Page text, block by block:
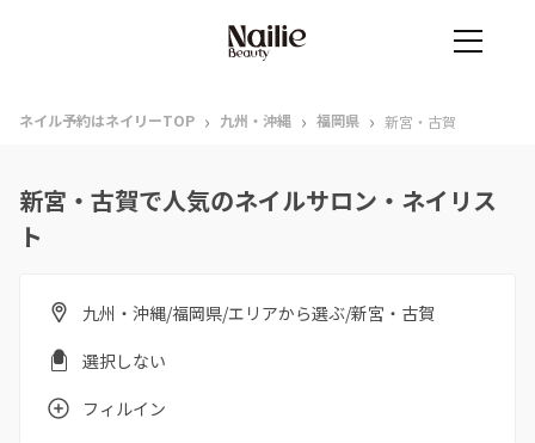
ネイル予約はネイリーTOP › 九州・沖縄 › 福岡県 › 新宮・古賀
新宮・古賀で人気のネイルサロン・ネイリス
ト
九州・沖縄/福岡県/エリアから選ぶ/新宮・古賀
選択しない
フィルイン